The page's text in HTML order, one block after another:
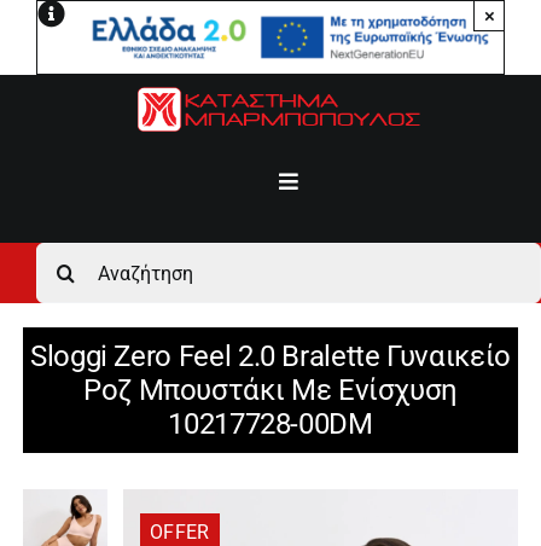
Μετάβαση
×
Toggle
Αρχική
Ανδρικά
Γυναικεία
Αναζήτηση
για:
Sloggi Zero Feel 2.0 Bralette Γυναικείο
Ροζ Μπουστάκι Με Ενίσχυση
10217728-00DM
OFFER